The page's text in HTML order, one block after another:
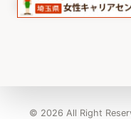
© 2026 All Right